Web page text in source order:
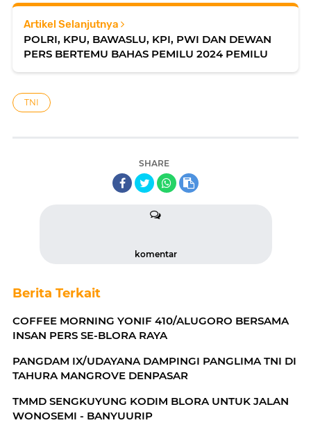
Artikel Selanjutnya
POLRI, KPU, BAWASLU, KPI, PWI DAN DEWAN
PERS BERTEMU BAHAS PEMILU 2024 PEMILU
TNI
SHARE
komentar
Berita Terkait
COFFEE MORNING YONIF 410/ALUGORO BERSAMA
INSAN PERS SE-BLORA RAYA
PANGDAM IX/UDAYANA DAMPINGI PANGLIMA TNI DI
TAHURA MANGROVE DENPASAR
TMMD SENGKUYUNG KODIM BLORA UNTUK JALAN
WONOSEMI - BANYUURIP